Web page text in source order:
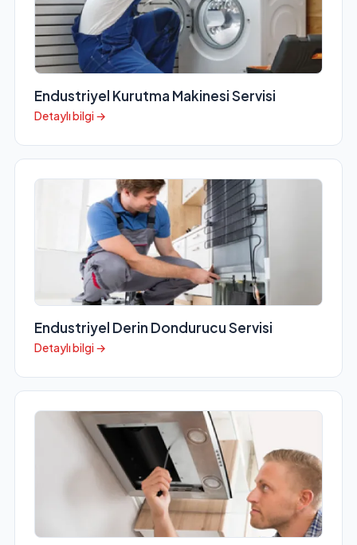
Endustriyel Kurutma Makinesi Servisi
Detaylı bilgi →
Endustriyel Derin Dondurucu Servisi
Detaylı bilgi →